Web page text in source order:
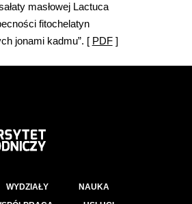
masłowej Lactuca
fitochelatyn
jonami kadmu”. [ PDF]
WYDZIAŁY
NAUKA